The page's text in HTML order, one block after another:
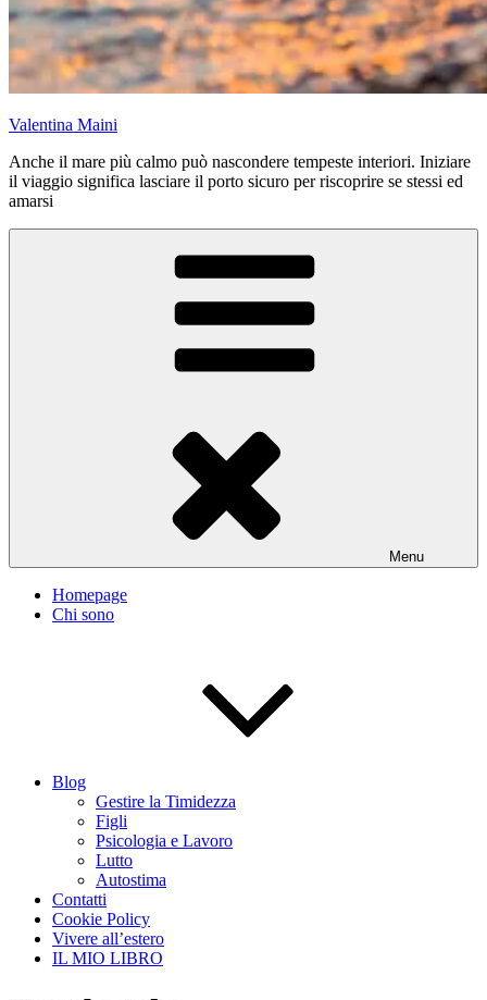
Valentina Maini
Anche il mare più calmo può nascondere tempeste interiori. Iniziare
il viaggio significa lasciare il porto sicuro per riscoprire se stessi ed
amarsi
Menu
Homepage
Chi sono
Blog
Gestire la Timidezza
Figli
Psicologia e Lavoro
Lutto
Autostima
Contatti
Cookie Policy
Vivere all’estero
IL MIO LIBRO